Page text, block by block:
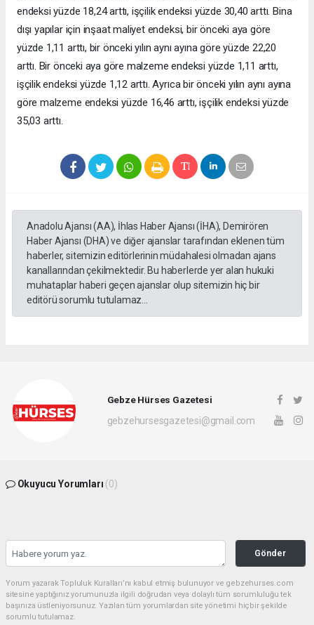
endeksi yüzde 18,24 arttı, işçilik endeksi yüzde 30,40 arttı. Bina
dışı yapılar için inşaat maliyet endeksi, bir önceki aya göre
yüzde 1,11 arttı, bir önceki yılın aynı ayına göre yüzde 22,20
arttı. Bir önceki aya göre malzeme endeksi yüzde 1,11 arttı,
işçilik endeksi yüzde 1,12 arttı. Ayrıca bir önceki yılın aynı ayına
göre malzeme endeksi yüzde 16,46 arttı, işçilik endeksi yüzde
35,03 arttı.
Anadolu Ajansı (AA), İhlas Haber Ajansı (İHA), Demirören
Haber Ajansı (DHA) ve diğer ajanslar tarafından eklenen tüm
haberler, sitemizin editörlerinin müdahalesi olmadan ajans
kanallarından çekilmektedir. Bu haberlerde yer alan hukuki
muhataplar haberi geçen ajanslar olup sitemizin hiç bir
editörü sorumlu tutulamaz...
Gebze Hürses Gazetesi
gebzehursesgazetesi@gmail.com
Okuyucu Yorumları (0)
Gönder
Yorum yazarak Topluluk Kuralları’nı kabul etmiş bulunuyor ve gebzehurses.com
sitesine yaptığınız yorumunuzla ilgili doğrudan veya dolaylı tüm sorumluluğu tek
başınıza üstleniyorsunuz. Yazılan tüm yorumlardan site yönetimi hiçbir şekilde
sorumlu tutulamaz.